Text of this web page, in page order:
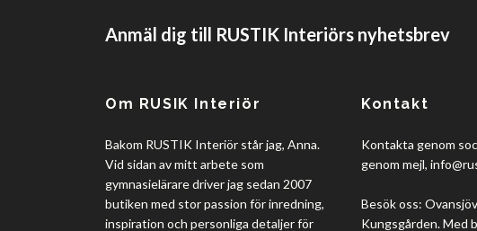
Anmäl dig till RUSTIK Interiörs nyhetsbrev
Om RUSIK Interiör
Bakom RUSTIK Interiör står jag, Anna.
Vid sidan av mitt arbete som
gymnasielärare driver jag sedan 2007
butiken med stor passion för inredning,
inspiration och personliga detaljer för
Kontakt
Kontakta genom
genom mejl,
Besök oss:
Kungsgården. Med